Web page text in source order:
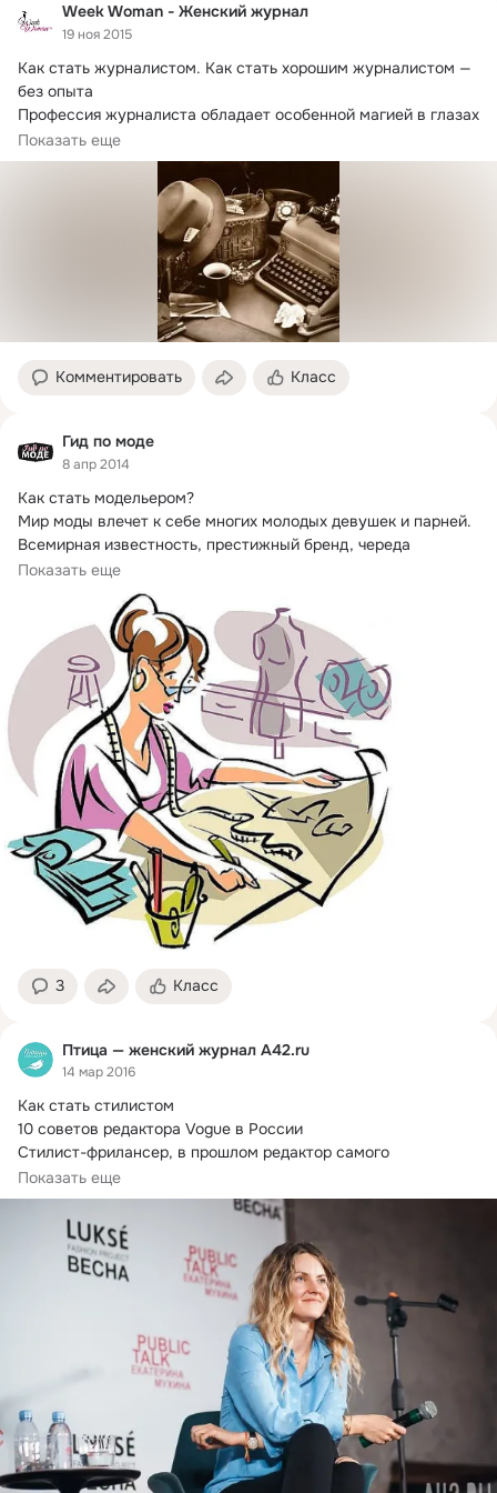
Week Woman - Женский журнал
19 ноя 2015
Как стать журналистом. Как стать хорошим журналистом —
без опыта
Профессия журналиста обладает особенной магией в глазах
молодежи.
Показать еще
Комментировать Класс
Гид по моде
8 апр 2014
Как стать модельером?
Мир моды влечет к себе многих молодых девушек и парней.
Всемирная известность, престижный бренд, череда
показов...
Показать еще
3 Класс
Птица — женский журнал A42.ru
14 мар 2016
Как стать стилистом
10 советов редактора Vogue в России
Стилист-фрилансер, в прошлом редактор самого
авторитетного журнала о моде,...
Показать еще